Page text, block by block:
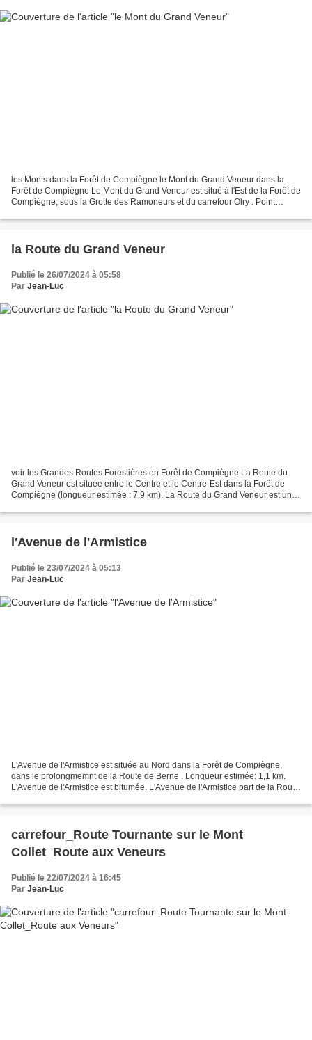
les Monts dans la Forêt de Compiègne le Mont du Grand Veneur dans la
Forêt de Compiègne Le Mont du Grand Veneur est situé à l'Est de la Forêt de
Compiègne, sous la Grotte des Ramoneurs et du carrefour Olry . Point
la Route du Grand Veneur
Publié le 26/07/2024 à 05:58
Par Jean-Luc
voir les Grandes Routes Forestières en Forêt de Compiègne La Route du
Grand Veneur est située entre le Centre et le Centre-Est dans la Forêt de
Compiègne (longueur estimée : 7,9 km). La Route du Grand Veneur est une
l'Avenue de l'Armistice
Publié le 23/07/2024 à 05:13
Par Jean-Luc
L'Avenue de l'Armistice est située au Nord dans la Forêt de Compiègne,
dans le prolongmemnt de la Route de Berne . Longueur estimée: 1,1 km.
L'Avenue de l'Armistice est bitumée. L'Avenue de l'Armistice part de la Route
carrefour_Route Tournante sur le Mont
Collet_Route aux Veneurs
Publié le 22/07/2024 à 16:45
Par Jean-Luc